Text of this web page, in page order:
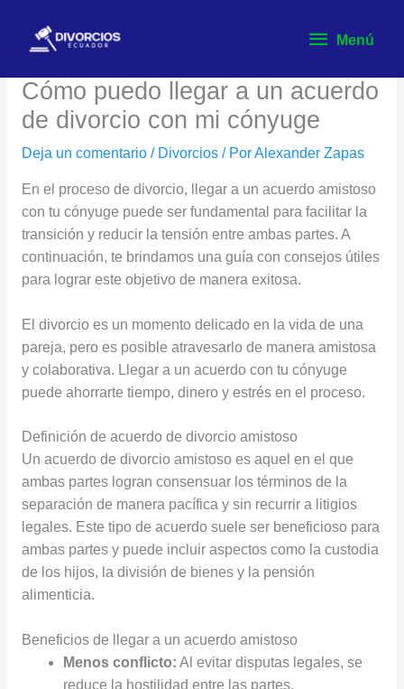
contenido
Menú
Menú
Cómo puedo llegar a un acuerdo
de divorcio con mi cónyuge
Deja un comentario / Divorcios/ PorAlexander Zapas
En el proceso de divorcio, llegar a un acuerdo amistoso
con tu cónyuge puede ser fundamental para facilitar la
transición y reducir la tensión entre ambas partes. A
continuación, te brindamos una guía con consejos útiles
para lograr este objetivo de manera exitosa.
El divorcio es un momento delicado en la vida de una
pareja, pero es posible atravesarlo de manera amistosa
y colaborativa. Llegar a un acuerdo con tu cónyuge
puede ahorrarte tiempo, dinero y estrés en el proceso.
Definición de acuerdo de divorcio amistoso
Un acuerdo de divorcio amistoso es aquel en el que
ambas partes logran consensuar los términos de la
separación de manera pacífica y sin recurrir a litigios
legales. Este tipo de acuerdo suele ser beneficioso para
ambas partes y puede incluir aspectos como la custodia
de los hijos, la división de bienes y la pensión
alimenticia.
Beneficios de llegar a un acuerdo amistoso
Menos conflicto: Al evitar disputas legales, se
reduce la hostilidad entre las partes.